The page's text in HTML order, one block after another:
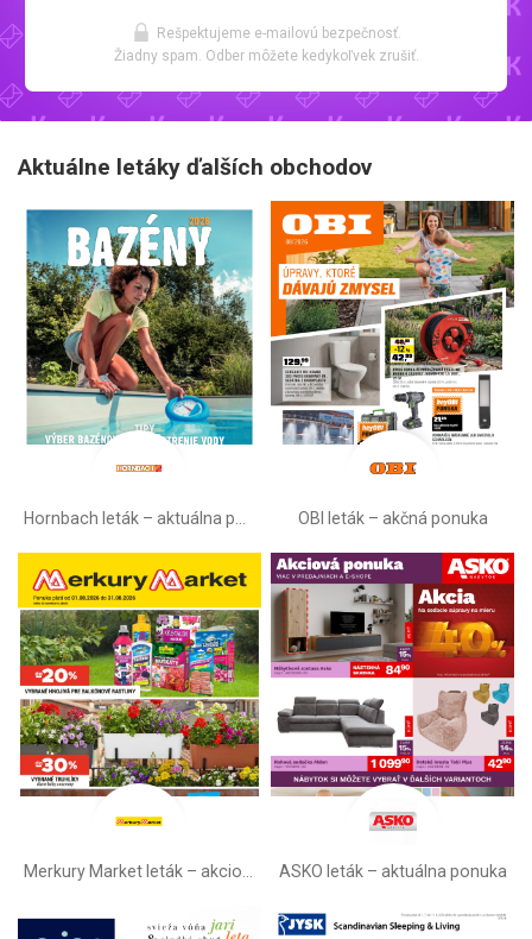
Rešpektujeme e-mailovú bezpečnosť.
Žiadny spam. Odber môžete kedykoľvek zrušiť.
Aktuálne letáky ďalších obchodov
Hornbach leták – aktuálna ponuka OBI leták –⁠ akčná ponuka
ASKO leták – aktuálna ponuka